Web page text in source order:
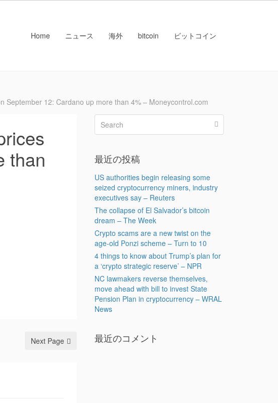
Home ニュース 海外 bitcoin ビットコイン
September 12: Cardano up more than 4% – Moneycontrol.com
than
Next Page
最近の投稿
US authorities begin releasing some
seized cryptocurrency miners, industry
executives say – Reuters
The collapse of El Salvador’s bitcoin
dream – The Week
Crypto scams are a new twist on the
age-old Ponzi scheme – Turn to 10
4 things to know about Trump’s plan for
a ‘crypto strategic reserve’ – NPR
NC lawmakers reverse themselves,
move ahead with bill to invest State
Pension Plan in cryptocurrency – WRAL
News
最近のコメント